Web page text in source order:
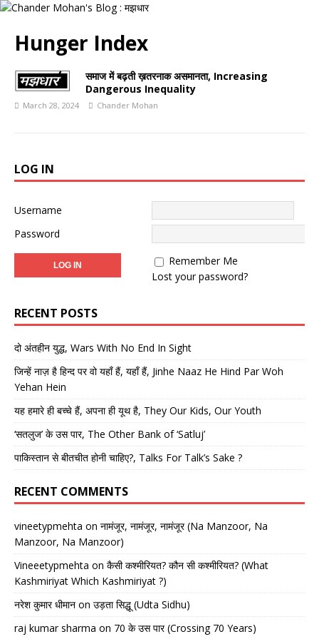
Hunger Index
समाज में बढ़ती ख़तरनाक असमानता, Increasing
Dangerous Inequality
March 28, 2024 Chander Mohan
LOG IN
Username
Password
Remember Me
Lost your password?
RECENT POSTS
दो अंतहीन युद्ध, Wars With No End In Sight
जिन्हें नाज़ है हिन्द पर वो यहाँ हैं, यहाँ हैं, Jinhe Naaz He Hind Par Woh
Yehan Hein
यह हमारे ही बच्चे हैं, अपना ही यूथ है, They Our Kids, Our Youth
‘सतलुज’ के उस पार, The Other Bank of ‘Satluj’
पाकिस्तान से बीतचीत होनी चाहिए?, Talks For Talk’s Sake ?
RECENT COMMENTS
vineetypmehta on नामंजूर, नामंजूर, नामंजूर (Na Manzoor, Na
Manzoor, Na Manzoor)
Vineeetypmehta on कैसी कश्मीरियत? कौन सी कश्मीरियत? (What
Kashmiriyat Which Kashmiriyat ?)
नरेश कुमार धीमान on उड़ता सिद्धू (Udta Sidhu)
raj kumar sharma on 70 के उस पार (Crossing 70 Years)